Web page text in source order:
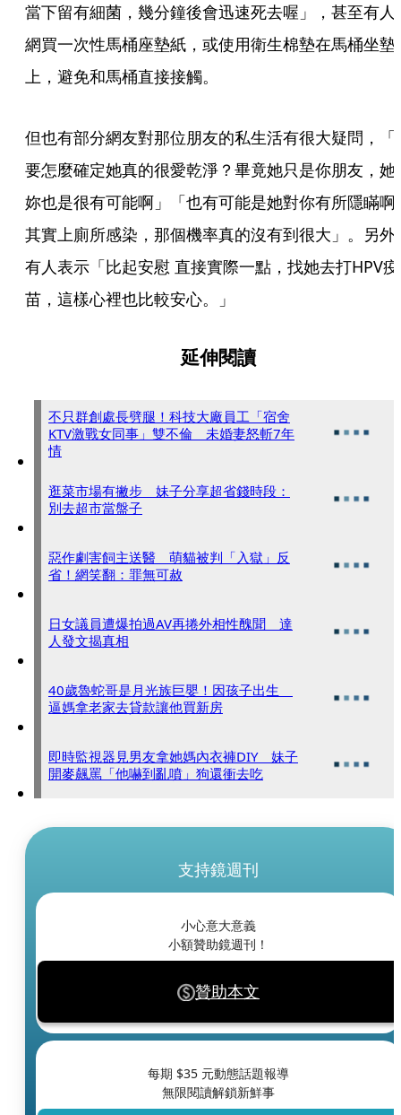
當下留有細菌，幾分鐘後會迅速死去喔」，甚至有人
網買一次性馬桶座墊紙，或使用衛生棉墊在馬桶坐墊
上，避免和馬桶直接接觸。
但也有部分網友對那位朋友的私生活有很大疑問，「
要怎麼確定她真的很愛乾淨？畢竟她只是你朋友，她
妳也是很有可能啊」「也有可能是她對你有所隱瞞
其實上廁所感染，那個機率真的沒有到很大」。另外
有人表示「比起安慰 直接實際一點，找她去打HPV疫
苗，這樣心裡也比較安心。」
延伸閱讀
不只群創處長劈腿！科技大廠員工「宿舍
KTV激戰女同事」雙不倫 未婚妻怒斬7年
情
逛菜市場有撇步 妹子分享超省錢時段：
別去超市當盤子
惡作劇害飼主送醫 萌貓被判「入獄」反
省！網笑翻：罪無可赦
日女議員遭爆拍過AV再捲外相性醜聞 達
人發文揭真相
40歲魯蛇哥是月光族巨嬰！因孩子出生
逼媽拿老家去貸款讓他買新房
即時監視器見男友拿她媽內衣褲DIY 妹子
開麥飆罵「他嚇到亂噴」狗還衝去吃
支持鏡週刊
小心意大意義
小額贊助鏡週刊！
贊助本文
每期 $35 元動態話題報導
無限閱讀解鎖新鮮事